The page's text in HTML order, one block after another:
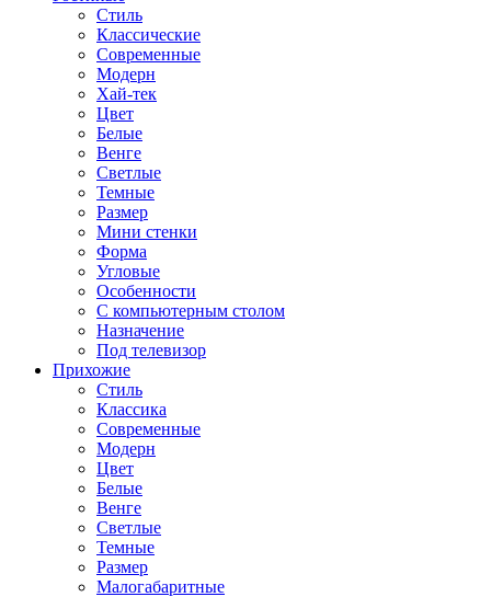
Стиль
Классические
Современные
Модерн
Хай-тек
Цвет
Белые
Венге
Светлые
Темные
Размер
Мини стенки
Форма
Угловые
Особенности
С компьютерным столом
Назначение
Под телевизор
Прихожие
Стиль
Классика
Современные
Модерн
Цвет
Белые
Венге
Светлые
Темные
Размер
Малогабаритные